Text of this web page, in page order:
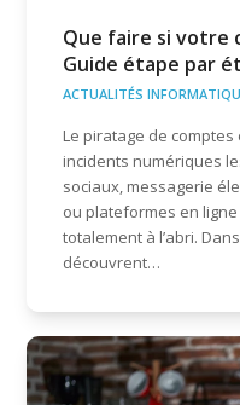
Que faire si votre
Guide étape par
ACTUALITÉS
Le piratage de comptes
incidents numériques
sociaux, messagerie
ou plateformes en ligne
totalement à l’abri.
découvrent…